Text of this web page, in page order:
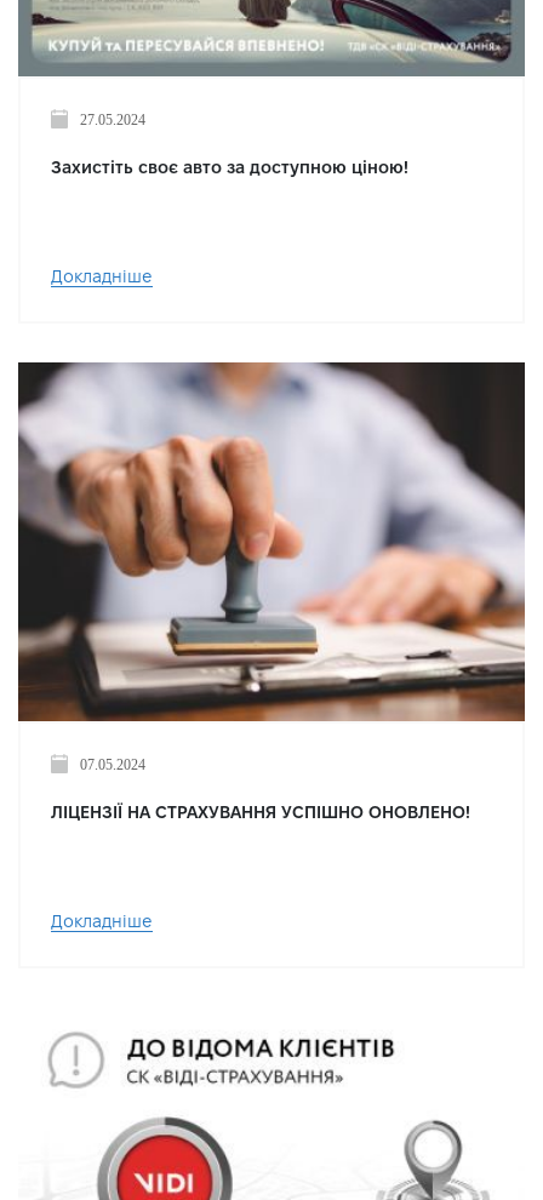
27.05.2024
Захистіть своє авто за доступною ціною!
Докладніше
07.05.2024
ЛІЦЕНЗІЇ НА СТРАХУВАННЯ УСПІШНО ОНОВЛЕНО!
Докладніше